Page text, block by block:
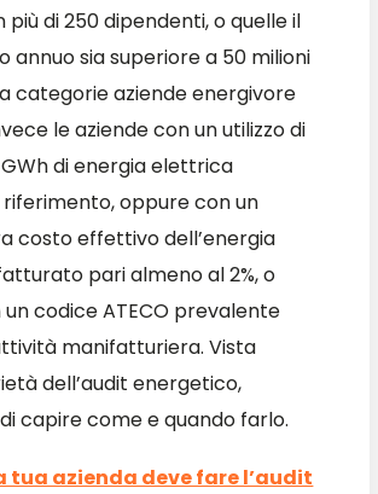
più di 250 dipendenti, o quelle il
annuo sia superiore a 50 milioni
categorie aziende energivore
le aziende con un utilizzo di
di energia elettrica
riferimento, oppure con un
costo effettivo dell’energia
pari almeno al 2%, o
codice ATECO prevalente
manifatturiera. Vista
dell’audit energetico,
capire come e quando farlo.
tua azienda deve fare l’audit